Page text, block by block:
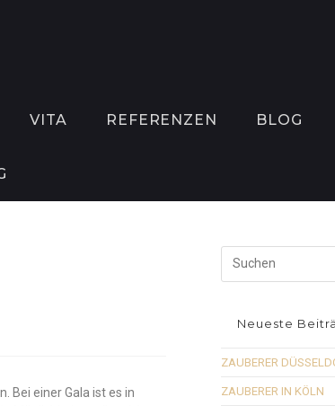
VITA REFERENZEN BLOG
Bei einer Gala ist es in
Neueste
ZAUBERER
ZAUBERER IN KÖLN